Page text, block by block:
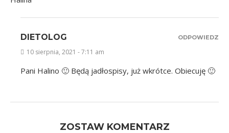
DIETOLOG
10 sierpnia, 2021 - 7:11 am
Pani Halino 🙂 Będą jadłospisy, już wkrótce. Obiecuję 🙂
ODPOWIEDZ
ZOSTAW KOMENTARZ